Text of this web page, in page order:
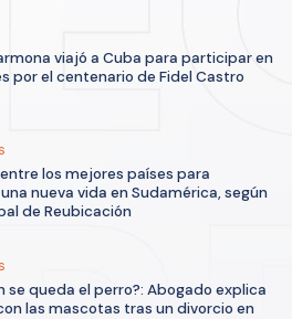
viajó a Cuba para participar en
por el centenario de Fidel Castro
los mejores países para
nueva vida en Sudamérica, según
de Reubicación
se queda el perro?: Abogado explica
las mascotas tras un divorcio en